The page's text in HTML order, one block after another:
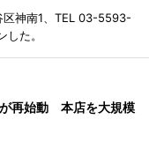
区神南1、TEL 03-5593-
た。
再始動 本店を大規模